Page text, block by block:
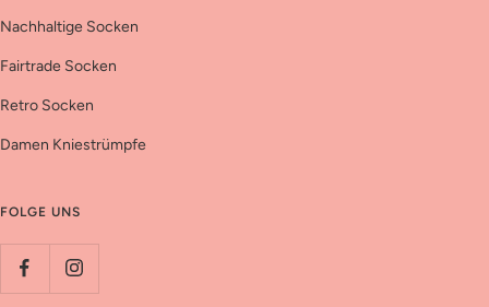
Nachhaltige Socken
Fairtrade Socken
Retro Socken
Damen Kniestrümpfe
FOLGE UNS